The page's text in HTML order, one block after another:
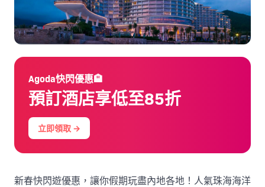
Agoda快閃優惠🏨
預訂酒店享低至85折
立即領取 →
新春快閃遊優惠，讓你假期玩盡內地各地！人氣珠海海洋